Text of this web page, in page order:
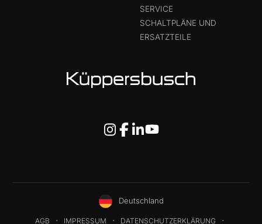
SERVICE
SCHALTPLÄNE UND
ERSATZTEILE
Deutschland
AGB IMPRESSUM DATENSCHUTZERKLÄRUNG